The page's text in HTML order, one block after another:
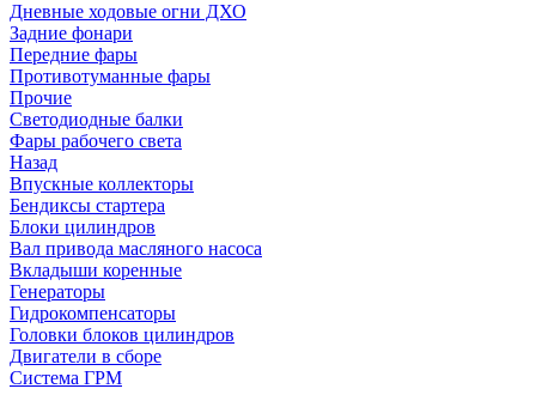
Дневные ходовые огни ДХО
Задние фонари
Передние фары
Противотуманные фары
Прочие
Светодиодные балки
Фары рабочего света
Назад
Впускные коллекторы
Бендиксы стартера
Блоки цилиндров
Вал привода масляного насоса
Вкладыши коренные
Генераторы
Гидрокомпенсаторы
Головки блоков цилиндров
Двигатели в сборе
Система ГРМ